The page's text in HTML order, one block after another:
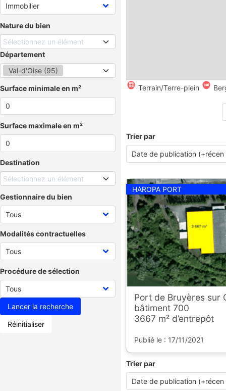
Nature du bien
Sélectionnez un élément
Département
Val-d'Oise (95)
Surface minimale en m²
Surface maximale en m²
Destination
Sélectionnez un élément
Gestionnaire du bien
Modalités contractuelles
Procédure de sélection
Réinitialiser
Terrain/Terre-plein
Trier par
HAROPA PORT
Port de Bruyères sur
bâtiment 700
3667 m² d’entrepôt
Publié le : 17/11/2021
Trier par